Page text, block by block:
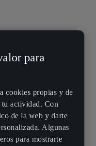
para
cookies propias y de
tu actividad. Con
de la web y darte
Algunas
para mostrarte